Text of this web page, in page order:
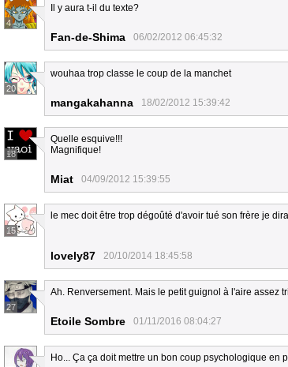
4
Il y aura t-il du texte?
Fan-de-Shima 06/02/2012 06:45:32
20
wouhaa trop classe le coup de la manchet
mangakahanna 18/02/2012 15:39:42
18
Quelle esquive!!!
Magnifique!
Miat 04/09/2012 15:39:55
15
le mec doit être trop dégoûté d'avoir tué son frère je
lovely87 20/10/2014 18:45:58
27
Ah. Renversement. Mais le petit guignol à l'aire assez
Etoile Sombre 01/11/2016 08:04:27
Ho... Ça ça doit mettre un bon coup psychologique en